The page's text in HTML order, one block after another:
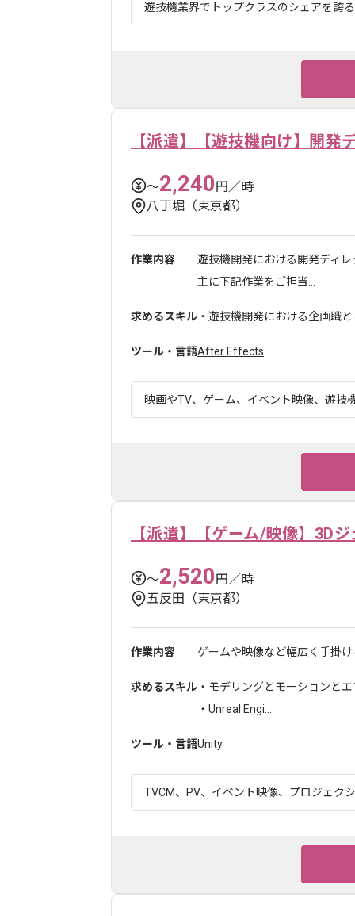
遊技機業界でトップクラスのシェアを誇
【派遣】【遊技機向け】開発
〜2,240円／時
八丁堀（東京都）
作業内容
遊技機開発における開発ディ
主に下記作業をご担当...
求めるスキル ・遊技機開発における企画職
ツール・言語After Effects
映画やTV、ゲーム、イベント映像、遊技
【派遣】【ゲーム/映像】3D
〜2,520円／時
五反田（東京都）
作業内容 ゲームや映像など幅広く手掛
求めるスキル ・モデリングとモーションと
・Unreal Engi...
ツール・言語Unity
TVCM、PV、イベント映像、プロジェク